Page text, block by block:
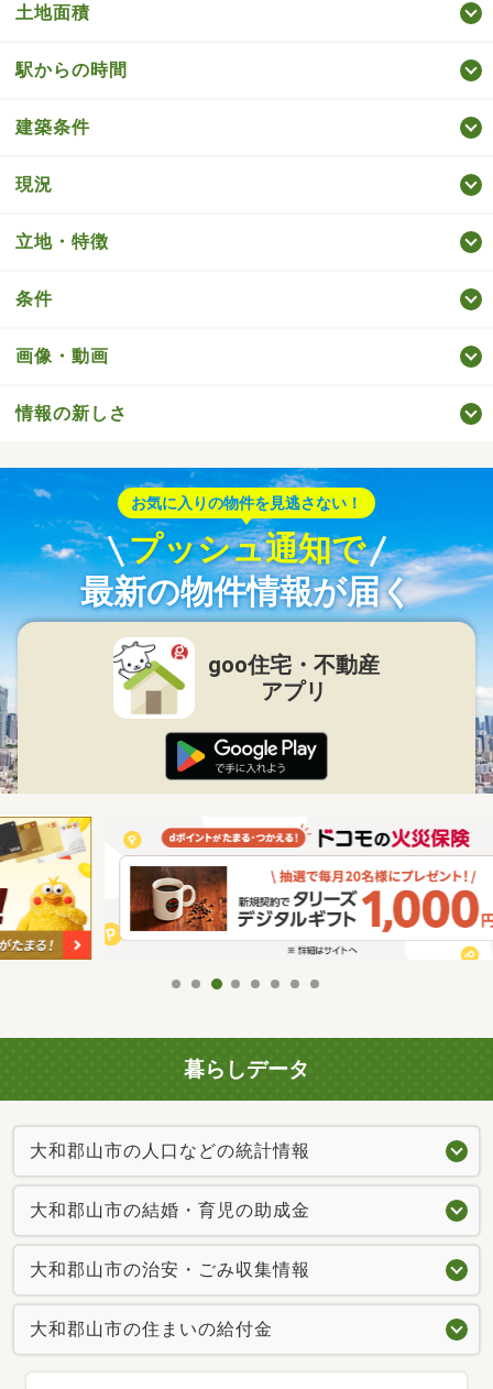
土地面積
駅からの時間
建築条件
現況
立地・特徴
条件
画像・動画
情報の新しさ
お気に入りの物件を見逃さない！
プッシュ通知で
最新の物件情報が届く
goo住宅・不動産
アプリ
暮らしデータ
大和郡山市の人口などの統計情報
大和郡山市の結婚・育児の助成金
大和郡山市の治安・ごみ収集情報
大和郡山市の住まいの給付金